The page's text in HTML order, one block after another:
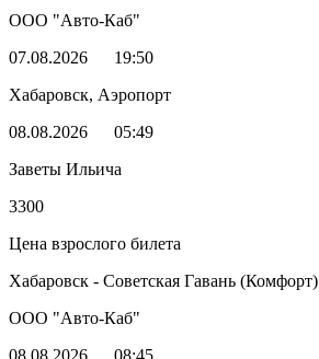
ООО "Авто-Каб"
07.08.2026
19:50
Хабаровск, Аэропорт
08.08.2026
05:49
Заветы Ильича
3300
Цена взрослого билета
Хабаровск - Советская Гавань (Комфорт)
ООО "Авто-Каб"
08.08.2026
08:45